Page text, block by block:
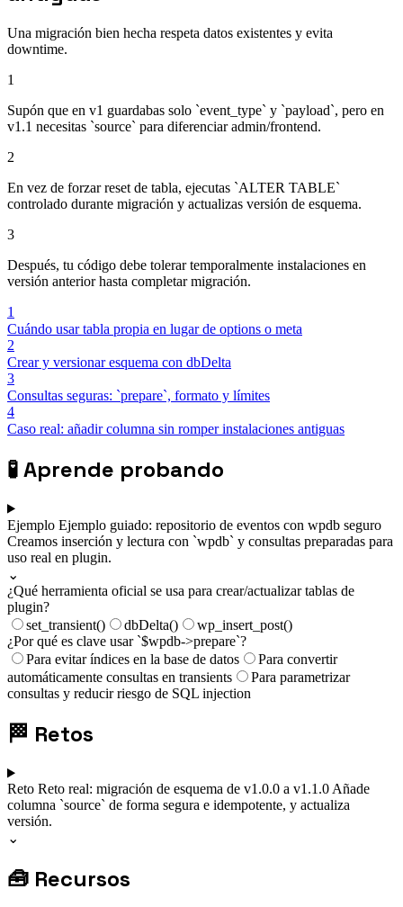
Una migración bien hecha respeta datos existentes y evita
downtime.
1
Supón que en v1 guardabas solo `event_type` y `payload`, pero en
v1.1 necesitas `source` para diferenciar admin/frontend.
2
En vez de forzar reset de tabla, ejecutas `ALTER TABLE`
controlado durante migración y actualizas versión de esquema.
3
Después, tu código debe tolerar temporalmente instalaciones en
versión anterior hasta completar migración.
1
Cuándo usar tabla propia en lugar de options o meta
2
Crear y versionar esquema con dbDelta
3
Consultas seguras: `prepare`, formato y límites
4
Caso real: añadir columna sin romper instalaciones antiguas
🧪Aprende probando
Ejemplo Ejemplo guiado: repositorio de eventos con wpdb seguro
Creamos inserción y lectura con `wpdb` y consultas preparadas para
uso real en plugin.
⌄
¿Qué herramienta oficial se usa para crear/actualizar tablas de
plugin?
set_transient()
dbDelta()
wp_insert_post()
¿Por qué es clave usar `$wpdb->prepare`?
Para evitar índices en la base de datos
Para convertir
automáticamente consultas en transients
Para parametrizar
consultas y reducir riesgo de SQL injection
🏁 Retos
Reto Reto real: migración de esquema de v1.0.0 a v1.1.0Añade
columna `source` de forma segura e idempotente, y actualiza
versión.
⌄
🧰 Recursos